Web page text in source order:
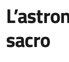
sacro